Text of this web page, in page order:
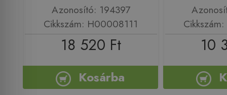
Azonosító: 194397
Cikkszám: H00008111
18 520 Ft
Kosárba
10